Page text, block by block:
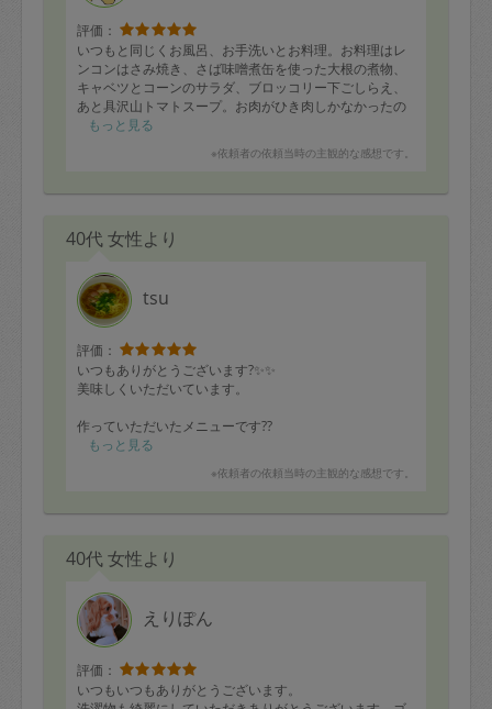
評価：
いつもと同じくお風呂、お手洗いとお料理。お料理はレ
ンコンはさみ焼き、さば味噌煮缶を使った大根の煮物、
キャベツとコーンのサラダ、ブロッコリー下ごしらえ、
あと具沢山トマトスープ。お肉がひき肉しかなかったの
ですが、冷蔵庫にあるものでいつも通りいろいろ作って
またよろしくお願いします。
もっと見る
※依頼者の依頼当時の主観的な感想です。
40代 女性より
tsu
評価：
いつもありがとうございます?✨✨
美味しくいただいています。
作っていただいたメニューです??
煮豚
牛とかぼちゃのケチャップマスタード炒め
きゅうりゆかりごま和え
きゅうりのナムル
茹で枝豆
茹でブロッコリー
舞茸塩焼き
焼きしいたけ
もっと見る
※依頼者の依頼当時の主観的な感想です。
40代 女性より
えりぽん
評価：
いつもいつもありがとうございます。